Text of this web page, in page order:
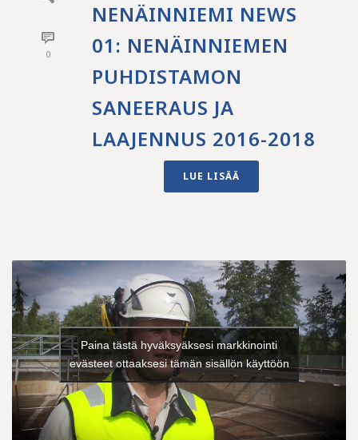
0
NENÄINNIEMI NEWS
01: NENÄINNIEMEN
PUHDISTAMON
SANEERAUS JA
LAAJENNUS 2016-2018
LUE LISÄÄ
Paina tästä hyväksyäksesi markkinointi
evästeet ottaaksesi tämän sisällön käyttöön